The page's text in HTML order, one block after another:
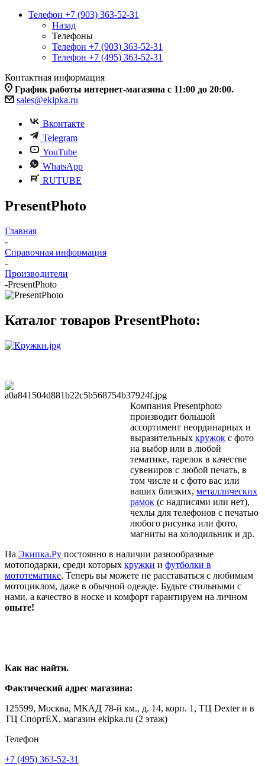
Телефон +7 (903) 363-52-31
Назад
Телефоны
Телефон +7 (903) 363-52-31
Телефон +7 (495) 363-52-31
Контактная информация
График работы интернет-магазина с 11:00 до 20:00.
sales@ekipka.ru
Вконтакте
Telegram
YouTube
WhatsApp
RUTUBE
PresentPhoto
Главная
-
Справочная информация
-
Производители
-PresentPhoto
Каталог товаров PresentPhoto:
Компания Presentphoto
производит большой
ассортимент неординарных и
выразительных кружок с фото
на выбор или в любой
тематике, тарелок в качестве
сувениров с любой печать, в
том числе и с фото вас или
ваших близких, металлических
рамок (с надписями или нет),
чехлы для телефонов с печатью
любого рисунка или фото,
магниты на холодильник и др.
На Экипка.Ру постоянно в наличии разнообразные
мотоподарки, среди которых кружки и футболки в
мототематике. Теперь вы можете не расставаться с любимым
мотоциклом, даже в обычной одежде. Будьте стильными с
нами, а качество в носке и комфорт гарантируем на личном
опыте!
Как нас найти.
Фактический адрес магазина:
125599, Москва, МКАД 78-й км., д. 14, корп. 1, ТЦ Dexter и в
ТЦ СпортЕХ, магазин ekipka.ru (2 этаж)
Телефон
+7 (495) 363-52-31